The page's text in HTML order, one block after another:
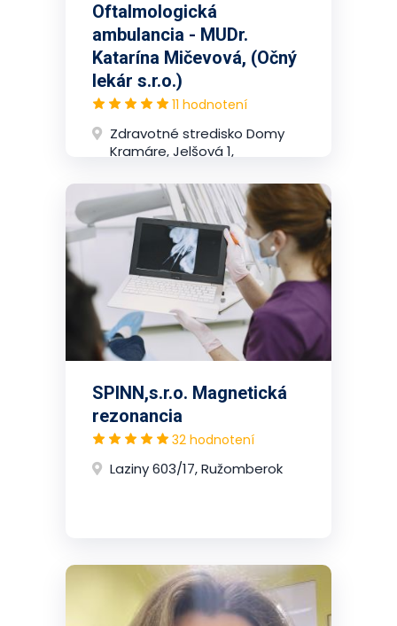
Oftalmologická
ambulancia - MUDr.
Katarína Mičevová, (Očný
lekár s.r.o.)
11 hodnotení
Zdravotné stredisko Domy
Kramáre, Jelšová 1,
(Bratislava)
SPINN,s.r.o. Magnetická
rezonancia
32 hodnotení
Laziny 603/17, Ružomberok